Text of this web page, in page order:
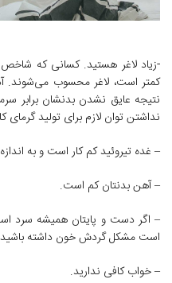
کمتر است، لاغر محسوب می‌شوند.
نتیجه عایق نشدن بدنشان برابر
نداشتن توان لازم برای تولید
– غده تیروئید کم کار است و به
– آهن بدنتان کم است.
– اگر دست و پایتان همیشه سرد
است مشکل گردش خون داشته
– خواب کافی ندارید.